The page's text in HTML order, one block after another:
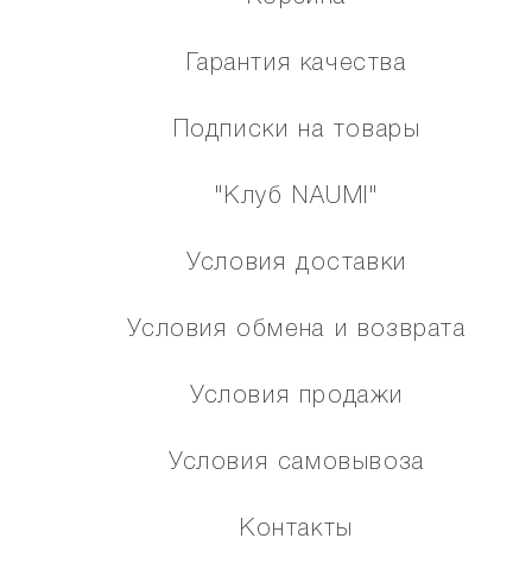
Гарантия качества
Подписки на товары
"Клуб NAUMI"
Условия доставки
Условия обмена и возврата
Условия продажи
Условия самовывоза
Контакты